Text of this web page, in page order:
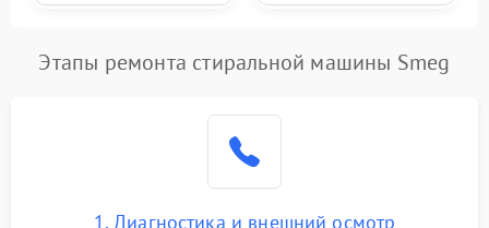
Этапы ремонта стиральной машины Smeg
1. Диагностика и внешний осмотр